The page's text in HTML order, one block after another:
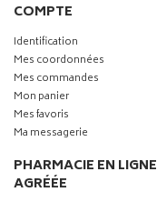
COMPTE
Identification
Mes coordonnées
Mes commandes
Mon panier
Mes favoris
Ma messagerie
PHARMACIE EN LIGNE
AGRÉÉE